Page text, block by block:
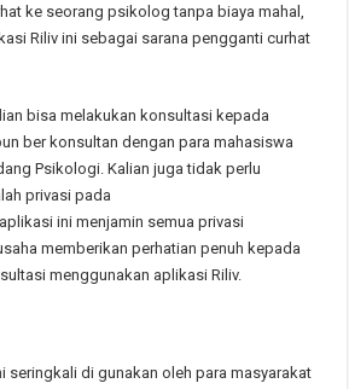
ke seorang psikolog tanpa biaya mahal,
Riliv ini sebagai sarana pengganti curhat
bisa melakukan konsultasi kepada
ber konsultan dengan para mahasiswa
Psikologi. Kalian juga tidak perlu
privasi pada
ini menjamin semua privasi
memberikan perhatian penuh kepada
menggunakan aplikasi Riliv.
seringkali di gunakan oleh para masyarakat